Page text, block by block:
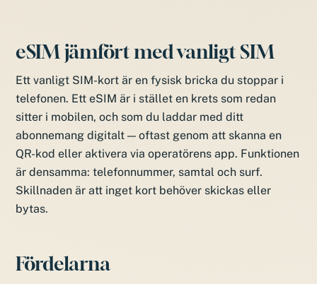
eSIM jämfört med vanligt SIM
Ett vanligt SIM-kort är en fysisk bricka du stoppar i
telefonen. Ett eSIM är i stället en krets som redan
sitter i mobilen, och som du laddar med ditt
abonnemang digitalt — oftast genom att skanna en
QR-kod eller aktivera via operatörens app. Funktionen
är densamma: telefonnummer, samtal och surf.
Skillnaden är att inget kort behöver skickas eller
bytas.
Fördelarna